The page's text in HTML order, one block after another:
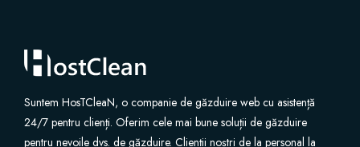
Suntem HosTCleaN, o companie de găzduire web cu asistență
24/7 pentru clienți. Oferim cele mai bune soluții de găzduire
pentru nevoile dvs. de găzduire. Clienții noștri de la personal la